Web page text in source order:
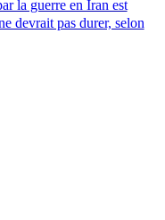
la guerre en Iran est
devrait pas durer, selon